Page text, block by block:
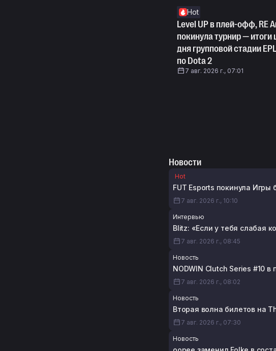
Hot
Level UP в плей-офф, RE
покинула турнир — итоги
дня групповой стадии
по Dota 2
7 авг. 2026 г., 07:01
Новости
Hot
FUT Esports покинула Игры
7 авг. 2026 г., 10:10
Интервью
Blitz: «Если у тебя слабая
7 авг. 2026 г., 08:45
Новость
NODWIN Clutch Series #10
7 авг. 2026 г., 08:02
Новость
Вторая волна билетов на
7 авг. 2026 г., 07:30
Новость